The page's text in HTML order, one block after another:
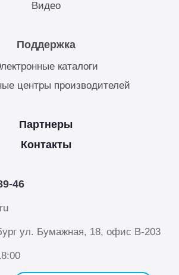
Видео
Поддержка
каталоги
центры производителей
Партнеры
Контакты
46
ул. Бумажная, 18, офис B-203